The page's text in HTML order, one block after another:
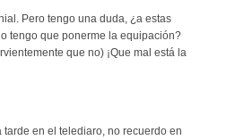
Pero tengo una duda, ¿a estas
tengo que ponerme la equipación?
que no) ¡Que mal está la
en el telediaro, no recuerdo en